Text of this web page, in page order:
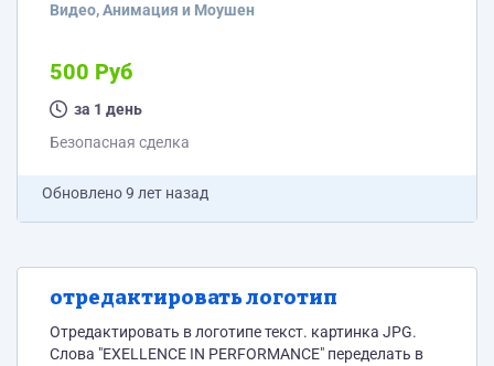
Видео, Анимация и Моушен
500 Руб
за 1 день
Безопасная сделка
Обновлено9 лет назад
отредактировать логотип
Отредактировать в логотипе текст. картинка JPG.
Слова "EXELLENCE IN PERFORMANCE" переделать в